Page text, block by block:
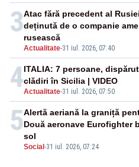
3
Actualitate-31 iul. 2026, 07:40
Atac fără precedent al
deținută de o companie
rusească
4Actualitate-31 iul. 2026, 07:50
ITALIA: 7 persoane,
clădiri în Sicilia | VIDEO
5
Social -31 iul. 2026, 07:24
Alertă aeriană la graniță
Două aeronave Eurofighter
sol